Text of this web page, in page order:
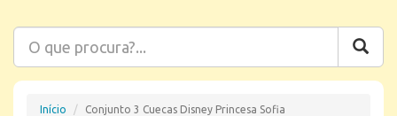
Início Conjunto 3 Cuecas Disney Princesa Sofia